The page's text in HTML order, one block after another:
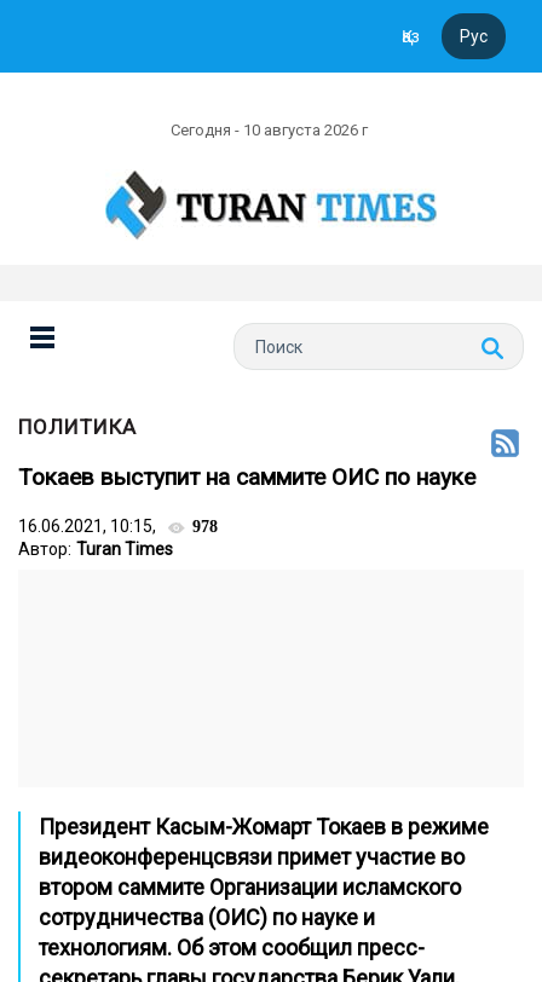
Қаз Рус
Сегодня - 10 августа 2026 г
ПОЛИТИКА
Токаев выступит на саммите ОИС по науке
16.06.2021, 10:15, 978
Автор: Turan Times
Президент Касым-Жомарт Токаев в режиме
видеоконференцсвязи примет участие во
втором саммите Организации исламского
сотрудничества (ОИС) по науке и
технологиям. Об этом сообщил пресс-